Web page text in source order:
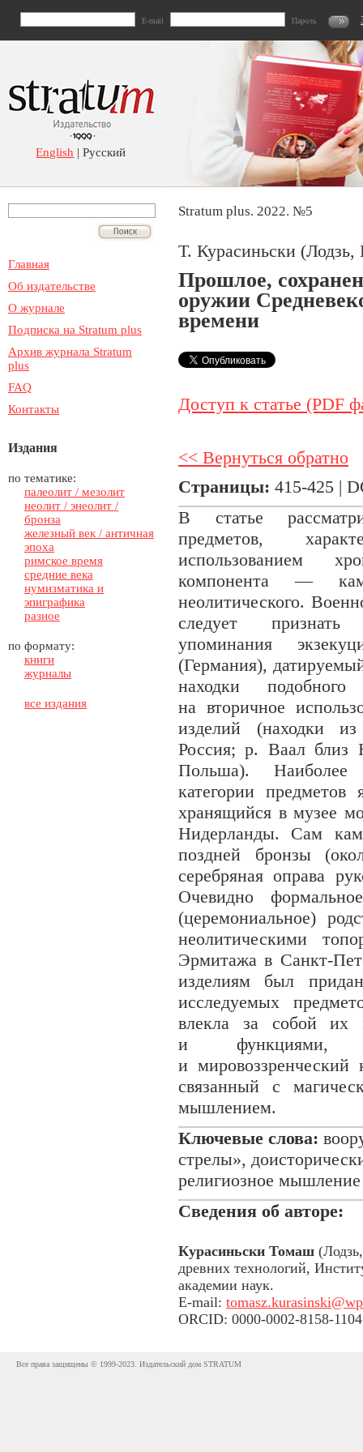
E-mail Пароль
English | Русский
Главная
Об издательстве
О журнале
Подписка на Stratum plus
Архив журнала Stratum
plus
FAQ
Контакты
Издания
по тематике:
палеолит / мезолит
неолит / энеолит /
бронза
железный век / античная
эпоха
римское время
средние века
нумизматика и
эпиграфика
разное
по формату:
книги
журналы
все издания
Stratum plus. 2022. №5
Т. Курасиньски
Прошлое,
оружии
времени
Доступ к статье (PDF
<< Вернуться обратно
Страницы: 415-425 |
В статье
предметов,
использованием
компонента —
неолитического.
следует признать
упоминания
(Германия),
находки
на вторичное
изделий (находки
Россия; р. Ваал близ
Польша). Наиболее
категории предметов
хранящийся в музее
Нидерланды. Сам
поздней бронзы
серебряная оправа
Очевидно
(церемониальное)
неолитическими
Эрмитажа в Санкт-
изделиям был
исследуемых
влекла за собой их
и функциями,
и
связанный с
мышлением.
Ключевые слова:
стрелы»,
религиозное мышление
Сведения об авторе:
Курасиньски Томаш
древних технологий,
академии наук.
E-mail:
ORCID: 0000-0002-8158-1104
Все права защищены © 1999-2023. Издательский дом STRATUM